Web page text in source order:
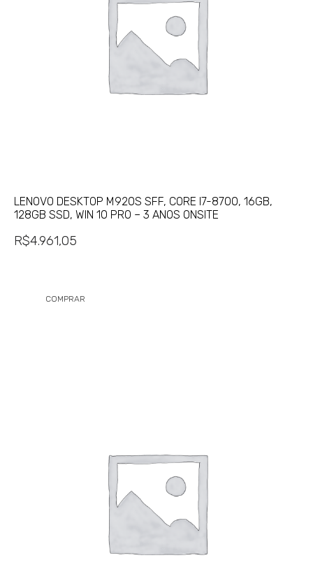
LENOVO DESKTOP M920S SFF, CORE I7-8700, 16GB,
128GB SSD, WIN 10 PRO – 3 ANOS ONSITE
R$4.961,05
COMPRAR